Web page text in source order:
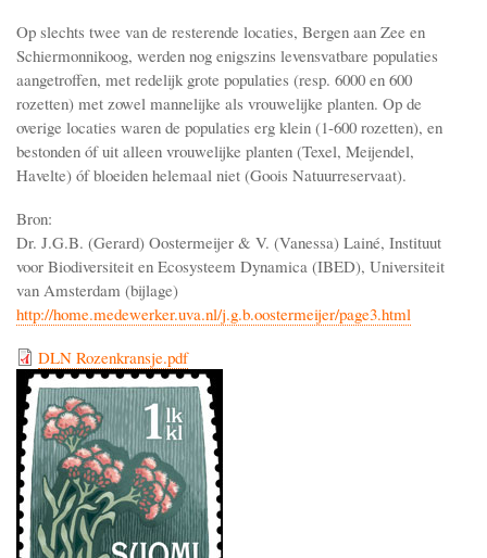
Op slechts twee van de resterende locaties, Bergen aan Zee en
Schiermonnikoog, werden nog enigszins levensvatbare populaties
aangetroffen, met redelijk grote populaties (resp. 6000 en 600
rozetten) met zowel mannelijke als vrouwelijke planten. Op de
overige locaties waren de populaties erg klein (1-600 rozetten), en
bestonden óf uit alleen vrouwelijke planten (Texel, Meijendel,
Havelte) óf bloeiden helemaal niet (Goois Natuurreservaat).
Bron:
Dr. J.G.B. (Gerard) Oostermeijer & V. (Vanessa) Lainé, Instituut
voor Biodiversiteit en Ecosysteem Dynamica (IBED), Universiteit
van Amsterdam (bijlage)
http://home.medewerker.uva.nl/j.g.b.oostermeijer/page3.html
DLN Rozenkransje.pdf